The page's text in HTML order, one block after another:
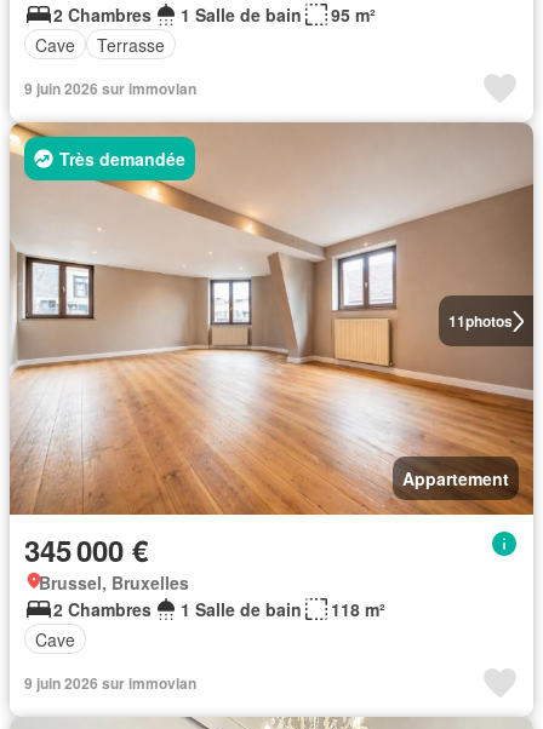
2 Chambres 1 Salle de bain
95 m²
Cave
Terrasse
9 juin 2026 sur immovlan
11photos
Très demandée
Appartement
345 000 €
Brussel, Bruxelles
2 Chambres
1 Salle de bain
118 m²
Cave
9 juin 2026 sur immovlan